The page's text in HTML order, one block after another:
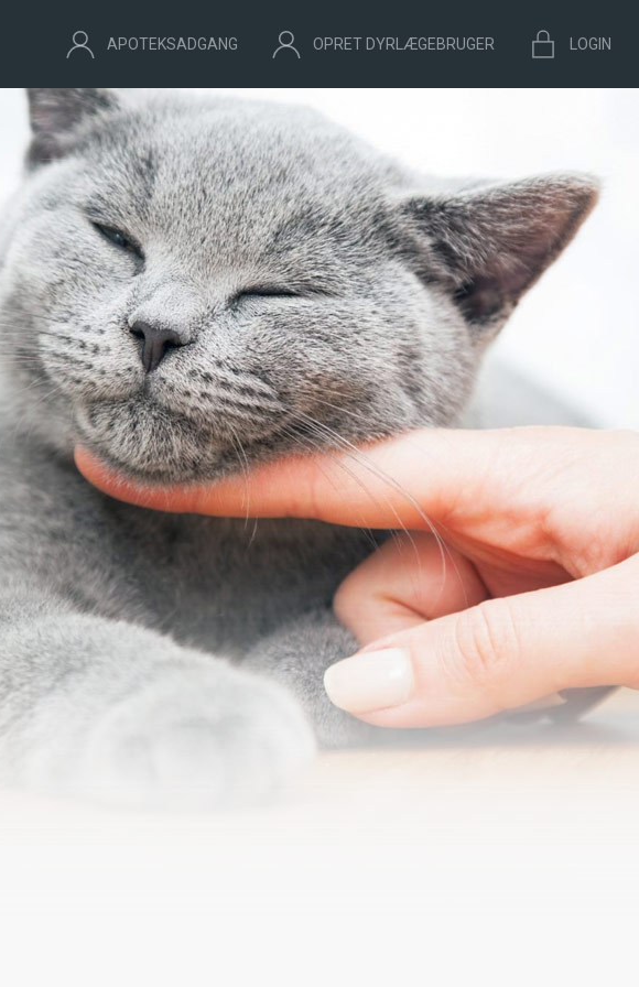
APOTEKSADGANG OPRET DYRLÆGEBRUGER LOGIN